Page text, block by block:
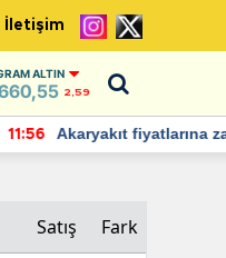
İletişim
ALTIN
2,59
11:56
Akaryakıt fiyatlarına
Yeni tarih açıklandı
Satış Fark